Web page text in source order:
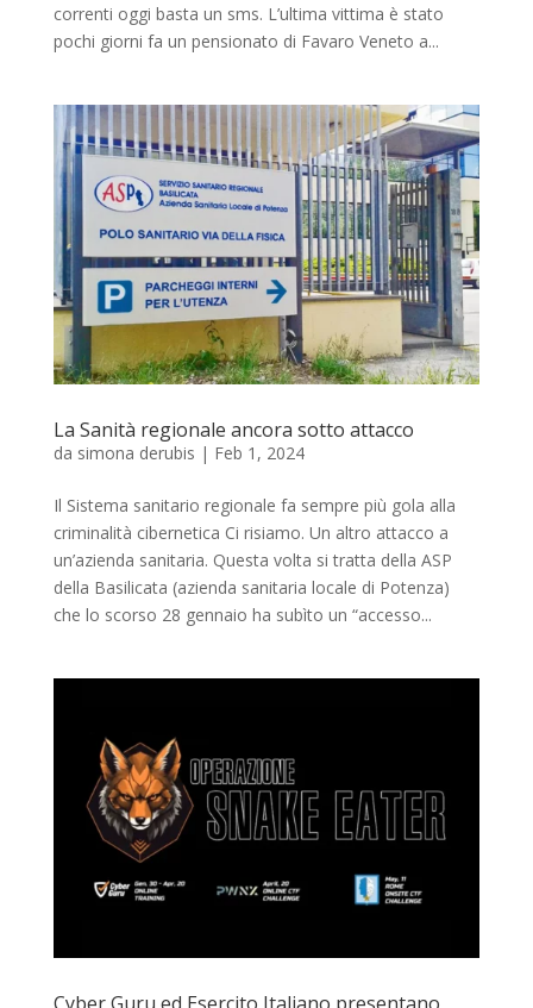
correnti oggi basta un sms. L’ultima vittima è stato
pochi giorni fa un pensionato di Favaro Veneto a...
La Sanità regionale ancora sotto attacco
da simona derubis | Feb 1, 2024
Il Sistema sanitario regionale fa sempre più gola alla
criminalità cibernetica Ci risiamo. Un altro attacco a
un’azienda sanitaria. Questa volta si tratta della ASP
della Basilicata (azienda sanitaria locale di Potenza)
che lo scorso 28 gennaio ha subìto un “accesso...